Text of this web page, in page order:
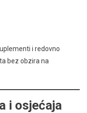
i redovno
bez obzira na
i osjećaja